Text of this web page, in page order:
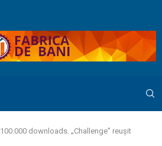
100.000 downloads. „Challenge” reuşit